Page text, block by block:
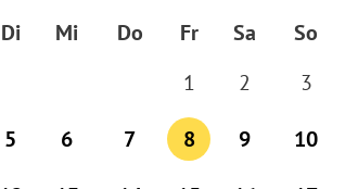
Di Mi Do Fr Sa
So
1
2
3
5 6 7 8 9
10